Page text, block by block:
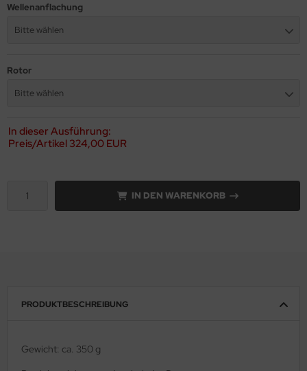
Wellenanflachung
Bitte wählen
Rotor
Bitte wählen
In dieser Ausführung:
Preis/Artikel324,00 EUR
IN DEN WARENKORB
PRODUKTBESCHREIBUNG
Gewicht: ca. 350 g